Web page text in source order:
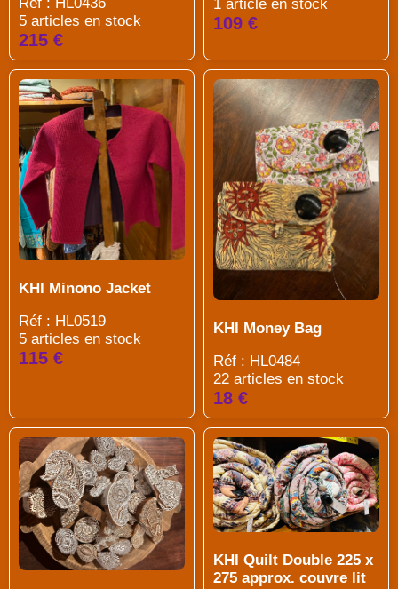
5 articles en stock
215 €
1 article en stock
109 €
KHI Minono Jacket
Réf : HL0519
5 articles en stock
115 €
KHI Money Bag
Réf : HL0484
22 articles en stock
18 €
KHI Quilt Double 225 x
275 approx. couvre lit